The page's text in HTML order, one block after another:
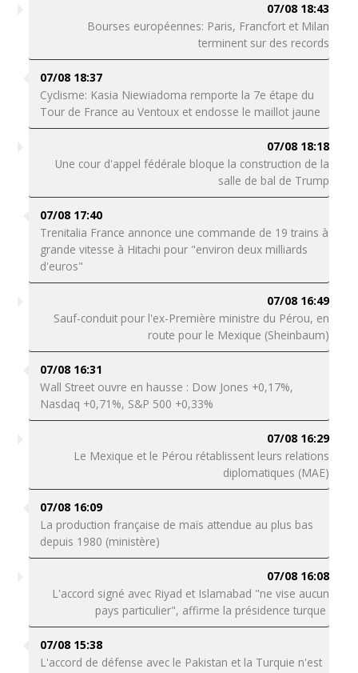
07/08 18:43
Bourses européennes: Paris, Francfort et Milan
terminent sur des records
07/08 18:37
Cyclisme: Kasia Niewiadoma remporte la 7e étape du
Tour de France au Ventoux et endosse le maillot jaune
07/08 18:18
Une cour d'appel fédérale bloque la construction de la
salle de bal de Trump
07/08 17:40
Trenitalia France annonce une commande de 19 trains à
grande vitesse à Hitachi pour "environ deux milliards
d'euros"
07/08 16:49
Sauf-conduit pour l'ex-Première ministre du Pérou, en
route pour le Mexique (Sheinbaum)
07/08 16:31
Wall Street ouvre en hausse : Dow Jones +0,17%,
Nasdaq +0,71%, S&P 500 +0,33%
07/08 16:29
Le Mexique et le Pérou rétablissent leurs relations
diplomatiques (MAE)
07/08 16:09
La production française de maïs attendue au plus bas
depuis 1980 (ministère)
07/08 16:08
L'accord signé avec Riyad et Islamabad "ne vise aucun
pays particulier", affirme la présidence turque
07/08 15:38
L'accord de défense avec le Pakistan et la Turquie n'est